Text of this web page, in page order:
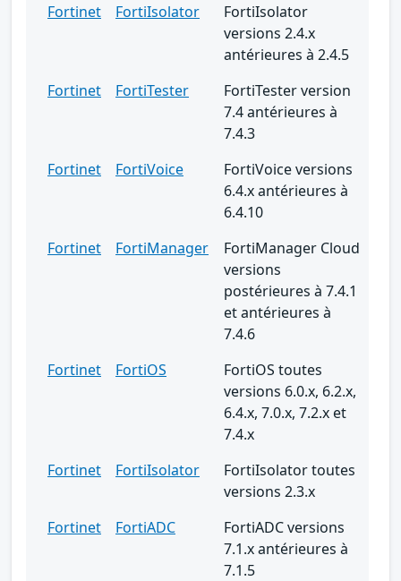
Fortinet
FortiIsolator
FortiIsolator
versions 2.4.x
antérieures à 2.4.5
Fortinet
FortiTester
FortiTester version
7.4 antérieures à
7.4.3
Fortinet
FortiVoice
FortiVoice versions
6.4.x antérieures à
6.4.10
Fortinet
FortiManager
FortiManager Cloud
versions
postérieures à 7.4.1
et antérieures à
7.4.6
Fortinet
FortiOS
FortiOS toutes
versions 6.0.x, 6.2.x,
6.4.x, 7.0.x, 7.2.x et
7.4.x
Fortinet
FortiIsolator
FortiIsolator toutes
versions 2.3.x
Fortinet
FortiADC
FortiADC versions
7.1.x antérieures à
7.1.5